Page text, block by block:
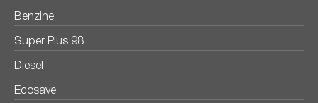
Benzine
Super Plus 98
Diesel
Ecosave